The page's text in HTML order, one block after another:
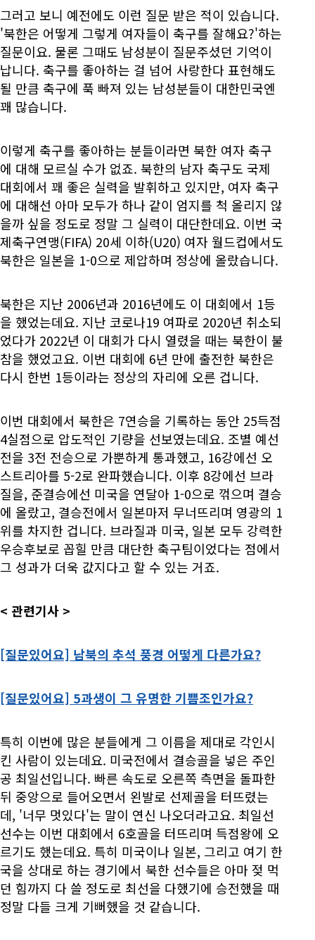
그러고 보니 예전에도 이런 질문 받은 적이 있습니다.
'북한은 어떻게 그렇게 여자들이 축구를 잘해요?'하는
질문이요. 물론 그때도 남성분이 질문주셨던 기억이
납니다. 축구를 좋아하는 걸 넘어 사랑한다 표현해도
될 만큼 축구에 푹 빠져 있는 남성분들이 대한민국엔
꽤 많습니다.
이렇게 축구를 좋아하는 분들이라면 북한 여자 축구
에 대해 모르실 수가 없죠. 북한의 남자 축구도 국제
대회에서 꽤 좋은 실력을 발휘하고 있지만, 여자 축구
에 대해선 아마 모두가 하나 같이 엄지를 척 올리지 않
을까 싶을 정도로 정말 그 실력이 대단한데요. 이번 국
제축구연맹(FIFA) 20세 이하(U20) 여자 월드컵에서도
북한은 일본을 1-0으로 제압하며 정상에 올랐습니다.
북한은 지난 2006년과 2016년에도 이 대회에서 1등
을 했었는데요. 지난 코로나19 여파로 2020년 취소되
었다가 2022년 이 대회가 다시 열렸을 때는 북한이 불
참을 했었고요. 이번 대회에 6년 만에 출전한 북한은
다시 한번 1등이라는 정상의 자리에 오른 겁니다.
이번 대회에서 북한은 7연승을 기록하는 동안 25득점
4실점으로 압도적인 기량을 선보였는데요. 조별 예선
전을 3전 전승으로 가뿐하게 통과했고, 16강에선 오
스트리아를 5-2로 완파했습니다. 이후 8강에선 브라
질을, 준결승에선 미국을 연달아 1-0으로 꺾으며 결승
에 올랐고, 결승전에서 일본마저 무너뜨리며 영광의 1
위를 차지한 겁니다. 브라질과 미국, 일본 모두 강력한
우승후보로 꼽힐 만큼 대단한 축구팀이었다는 점에서
그 성과가 더욱 값지다고 할 수 있는 거죠.
< 관련기사 >
[질문있어요] 남북의 추석 풍경 어떻게 다른가요?
[질문있어요] 5과생이 그 유명한 기쁨조인가요?
특히 이번에 많은 분들에게 그 이름을 제대로 각인시
킨 사람이 있는데요. 미국전에서 결승골을 넣은 주인
공 최일선입니다. 빠른 속도로 오른쪽 측면을 돌파한
뒤 중앙으로 들어오면서 왼발로 선제골을 터뜨렸는
데, '너무 멋있다'는 말이 연신 나오더라고요. 최일선
선수는 이번 대회에서 6호골을 터뜨리며 득점왕에 오
르기도 했는데요. 특히 미국이나 일본, 그리고 여기 한
국을 상대로 하는 경기에서 북한 선수들은 아마 젖 먹
던 힘까지 다 쓸 정도로 최선을 다했기에 승전했을 때
정말 다들 크게 기뻐했을 것 같습니다.